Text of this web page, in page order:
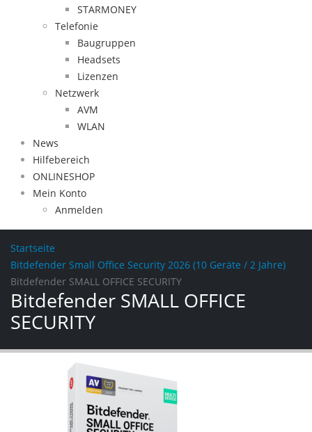
STARMONEY
Telefonie
Baugruppen
Headsets
Lizenzen
Netzwerk
AVM
WLAN
News
Hilfebereich
ONLINESHOP
Mein Konto
Anmelden
Startseite
Bitdefender Small Office Security 2026 (10 Geräte / 2 Jahre)
Bitdefender SMALL OFFICE SECURITY
Bitdefender SMALL OFFICE
SECURITY